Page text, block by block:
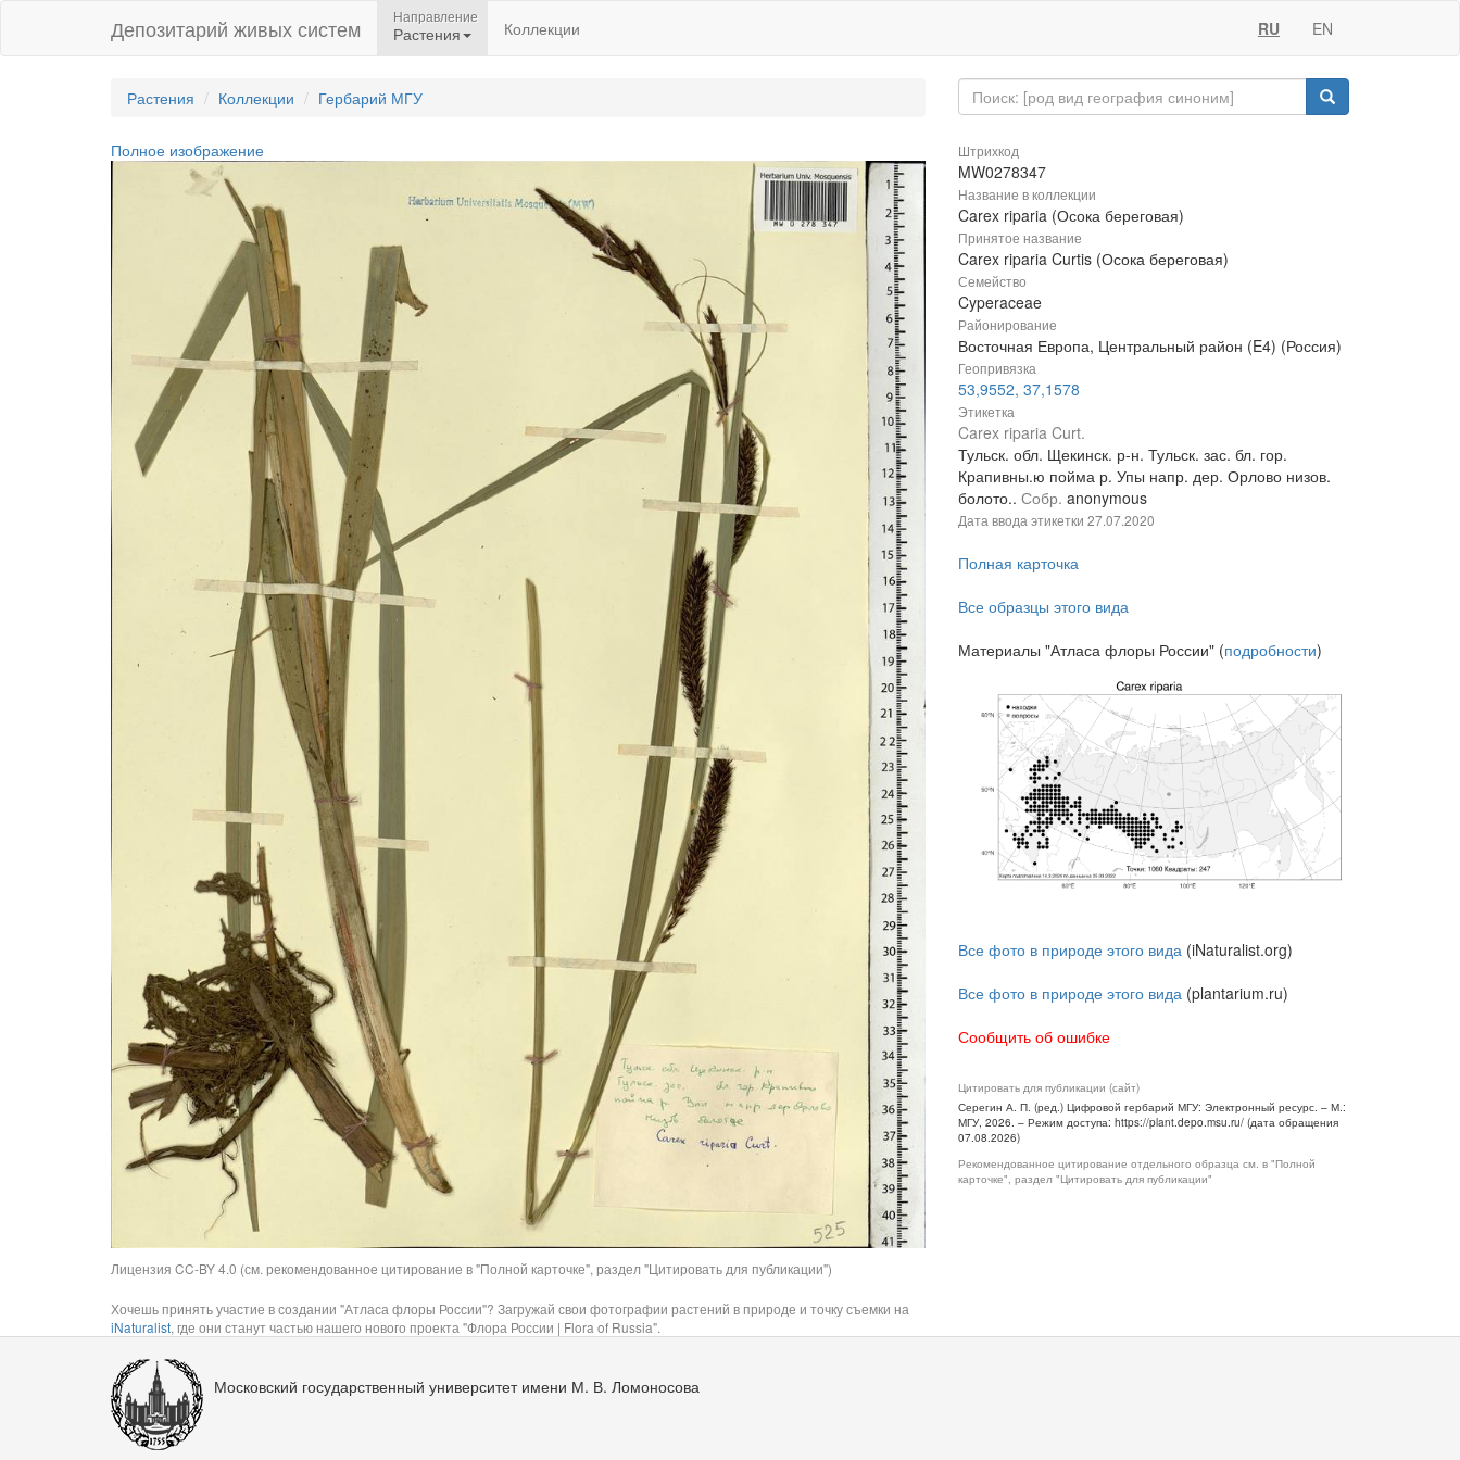
Депозитарий живых систем Направление
Растения Коллекции RU EN
Растения Коллекции Гербарий МГУ
Полное изображение
Лицензия CC-BY 4.0 (см. рекомендованное цитирование в "Полной карточке", раздел "Цитировать для публикации")
Хочешь принять участие в создании "Атласа флоры России"? Загружай свои фотографии растений в природе и точку съемки на
iNaturalist, где они станут частью нашего нового проекта "Флора России | Flora of Russia".
Штрихкод
MW0278347
Название в коллекции
Carex riparia (Осока береговая)
Принятое название
Carex riparia Curtis (Осока береговая)
Семейство
Cyperaceae
Районирование
Восточная Европа, Центральный район (E4) (Россия)
Геопривязка
53,9552, 37,1578
Этикетка
Carex riparia Curt.
Тульск. обл. Щекинск. р-н. Тульск. зас. бл. гор.
Крапивны.ю пойма р. Упы напр. дер. Орлово низов.
болото.. Собр. anonymous
Дата ввода этикетки 27.07.2020
Полная карточка
Все образцы этого вида
Материалы "Атласа флоры России" (подробности)
Все фото в природе этого вида (iNaturalist.org)
Все фото в природе этого вида (plantarium.ru)
Сообщить об ошибке
Цитировать для публикации (сайт)
Серегин А. П. (ред.) Цифровой гербарий МГУ: Электронный ресурс. – М.:
МГУ, 2026. – Режим доступа: https://plant.depo.msu.ru/ (дата обращения
07.08.2026)
Рекомендованное цитирование отдельного образца см. в "Полной
карточке", раздел "Цитировать для публикации"
Московский государственный университет имени М. В. Ломоносова